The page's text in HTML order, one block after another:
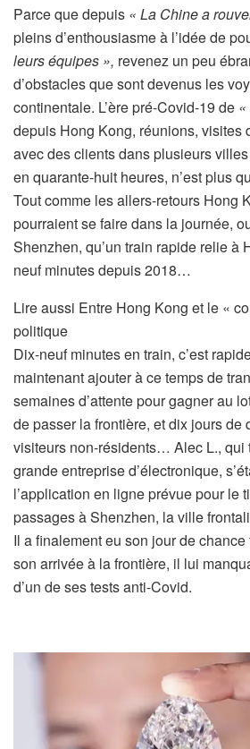
Parce que depuis « La Chine a
pleins d’enthousiasme à l’idée de
leurs équipes », revenez un peu
d’obstacles que sont devenus les
continentale. L’ère pré-Covid-19 de
depuis Hong Kong, réunions, visites
avec des clients dans plusieurs
en quarante-huit heures, n’est plus
Tout comme les allers-retours Hong
pourraient se faire dans la journée,
Shenzhen, qu’un train rapide relie à
neuf minutes depuis 2018…
Lire aussi A
t
i
c
l
e
r
é
s
e
r
v
n
a
Entre Hong Kong et le «
politique
Dix-neuf minutes en train, c’est
maintenant ajouter à ce temps de
semaines d’attente pour gagner au
de passer la frontière, et dix jours de
visiteurs non-résidents… Alec L., qui
grande entreprise d’électronique,
l’application en ligne prévue pour le
passages à Shenzhen, la ville
Il a finalement eu son jour de
son arrivée à la frontière, il lui
d’un de ses tests anti-Covid.